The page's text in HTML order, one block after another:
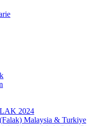
2024
Malaysia & Turkiye